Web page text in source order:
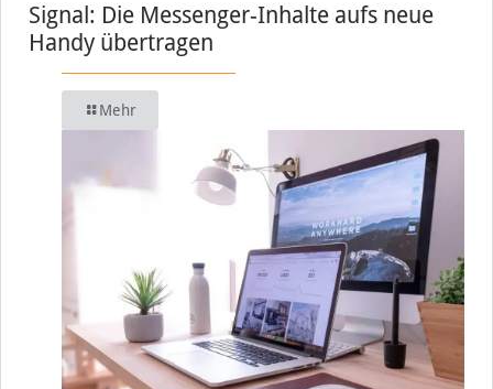
Signal: Die Messenger-Inhalte aufs neue
Handy übertragen
Mehr